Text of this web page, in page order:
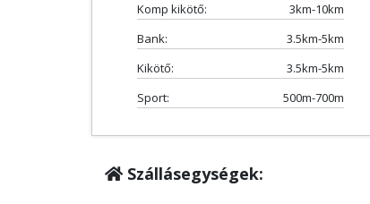
Komp kikötő:
3km-10km
Bank:
3.5km-5km
Kikötő:
3.5km-5km
Sport:
500m-700m
Szállásegységek: